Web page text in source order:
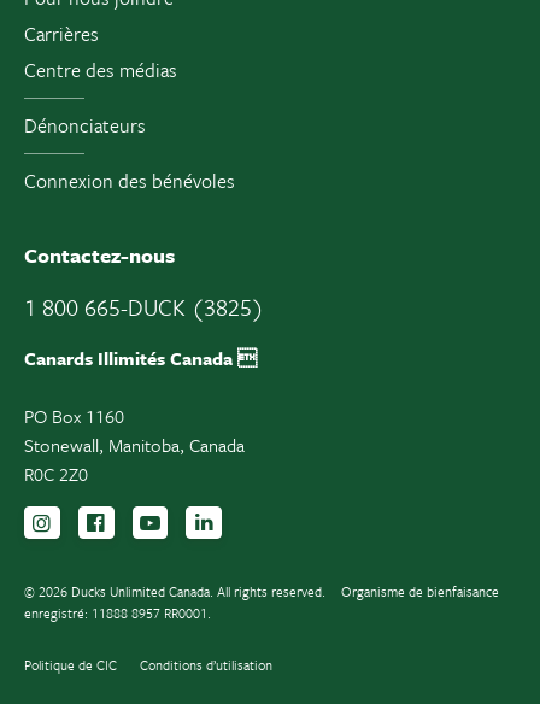
Carrières
Centre des médias
Dénonciateurs
Connexion des bénévoles
Contactez-nous
1 800 665-DUCK (3825)
Canards Illimités Canada 
PO Box 1160
Stonewall, Manitoba, Canada
R0C 2Z0
Suivez-nous sur Instagram
Suivez-nous sur Facebook
Inscrivez-vous sur YouTube
© 2026 Ducks Unlimited Canada. All rights reserved.
Organisme de bienfaisance
enregistré: 11888 8957 RR0001.
Politique de CIC Conditions d’utilisation